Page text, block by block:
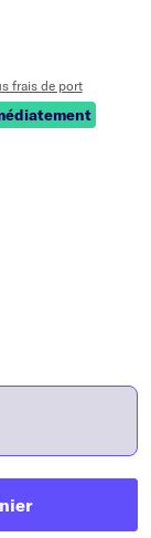
frais de port